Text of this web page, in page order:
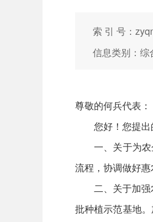
索 引 号：
信息类别：综
尊敬的何兵代表：​
您好！您提出
一、关于为农
流程，协调做好惠
二、关于加强
批种植示范基地